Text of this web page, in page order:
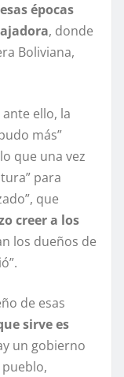
épocas
, donde
Boliviana,
ello, la
más”
que una vez
para
que
creer a los
los dueños de
de esas
sirve es
un gobierno